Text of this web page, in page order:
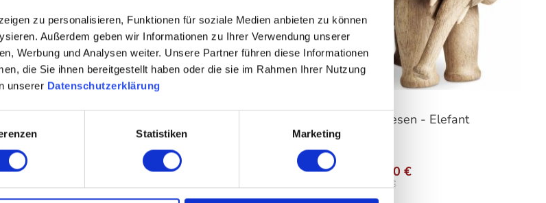
zu personalisieren, Funktionen für soziale Medien anbieten zu können
Außerdem geben wir Informationen zu Ihrer Verwendung unserer
Werbung und Analysen weiter. Unsere Partner führen diese Informationen
die Sie ihnen bereitgestellt haben oder die sie im Rahmen Ihrer Nutzung
unserer Datenschutzerklärung
Statistiken Marketing
63,00 €
Ausführung
Kay Bojesen - Elefant
69,00 €
99,95 €